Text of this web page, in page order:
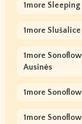
1more Sleeping
1more
1more
Ausinės
1more
1more